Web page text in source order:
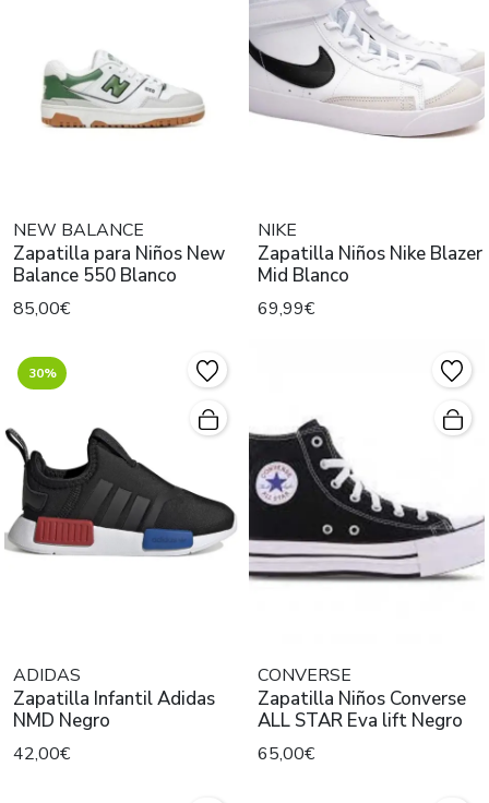
NEW BALANCE
Zapatilla para Niños New
Balance 550 Blanco
85,00€
NIKE
Zapatilla Niños Nike Blazer
Mid Blanco
69,99€
30%
ADIDAS
Zapatilla Infantil Adidas
NMD Negro
42,00€
CONVERSE
Zapatilla Niños Converse
ALL STAR Eva lift Negro
65,00€